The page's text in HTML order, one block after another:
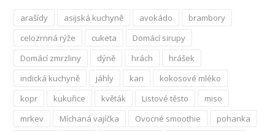
arašídy asijská kuchyně avokádo
brambory
celozrnná rýže
cuketa
Domácí sirupy
Domácí zmrzliny
dýně hrách
hrášek
indická kuchyně
jáhly kari
kokosové mléko
kopr
kukuřice květák Listové těsto
miso
mrkev
Míchaná vajíčka Ovocné smoothie
pohanka